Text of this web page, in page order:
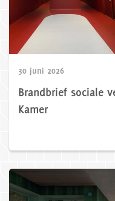
30 juni 2026
Brandbrief sociale
Kamer